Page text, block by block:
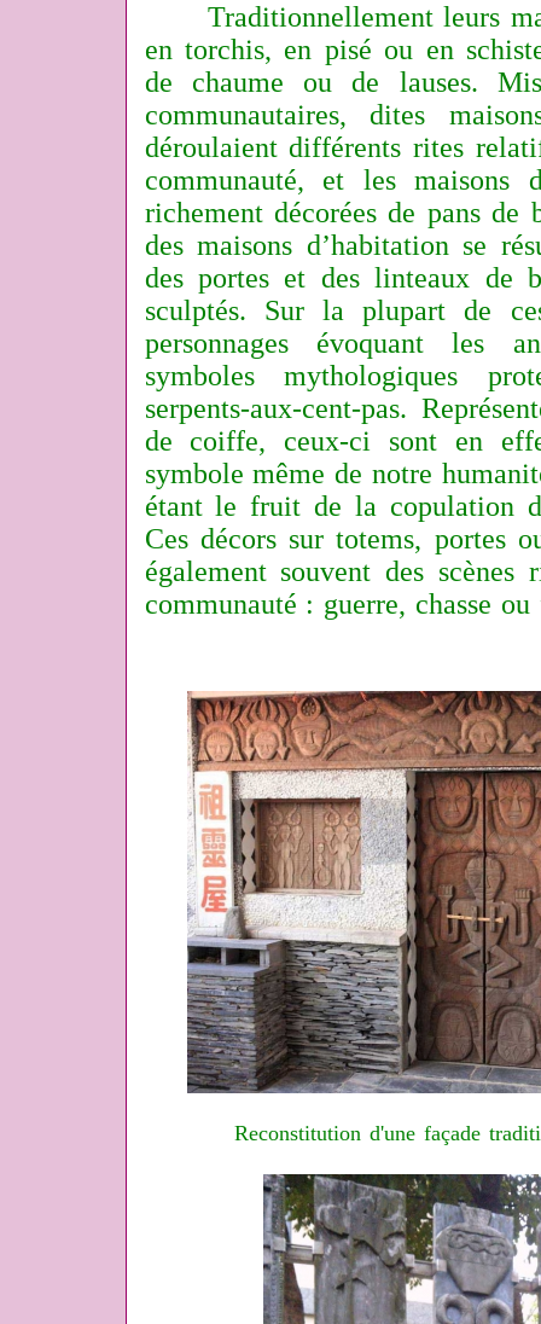
Traditionnellement leurs
en torchis, en pisé ou en
de chaume ou de lauses.
communautaires, dites
déroulaient différents rites
communauté, et les maisons
richement décorées de pans de
des maisons d’habitation se
des portes et des linteaux de
sculptés. Sur la plupart de
personnages évoquant les
symboles mythologiques
serpents-aux-cent-pas.
de coiffe, ceux-ci sont en
symbole même de notre
étant le fruit de la copulation
Ces décors sur totems, portes
également souvent des
communauté : guerre, chasse ou
Reconstitution d'une façade